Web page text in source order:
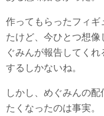
作ってもらったフィ
たけど、今ひとつ想
ぐみんが報告してく
するしかないね。
しかし、めぐみんの
たくなったのは事実。